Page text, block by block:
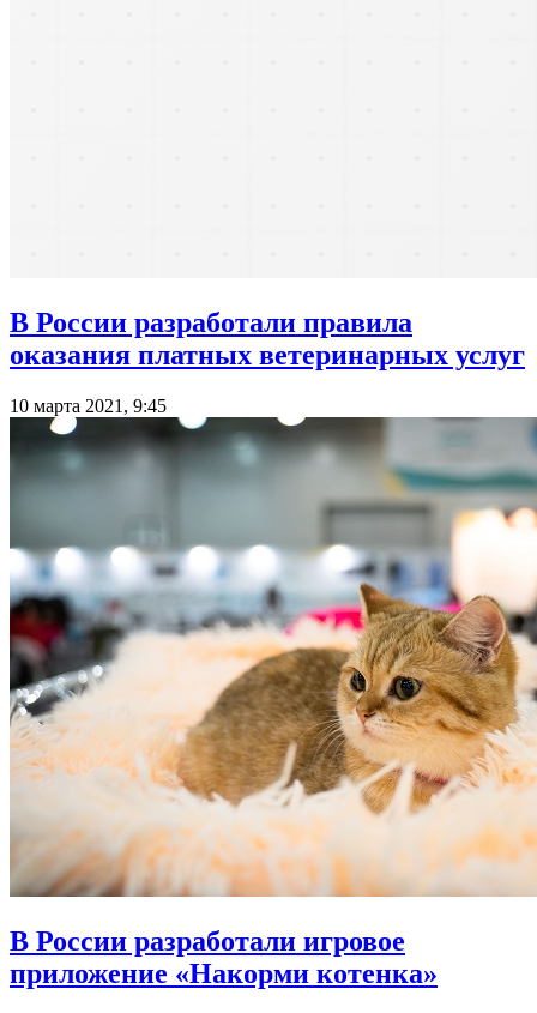
В России разработали правила
оказания платных ветеринарных услуг
10 марта 2021, 9:45
В России разработали игровое
приложение «Накорми котенка»